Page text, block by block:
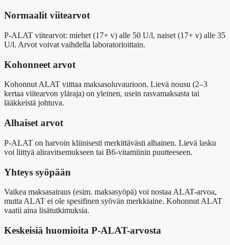
Normaalit viitearvot
P-ALAT viitearvot: miehet (17+ v) alle 50 U/l, naiset (17+ v) alle 35
U/l. Arvot voivat vaihdella laboratorioittain.
Kohonneet arvot
Kohonnut ALAT viittaa maksasoluvaurioon. Lievä nousu (2–3
kertaa viitearvon yläraja) on yleinen, usein rasvamaksasta tai
lääkkeistä johtuva.
Alhaiset arvot
P-ALAT on harvoin kliinisesti merkittävästi alhainen. Lievä lasku
voi liittyä aliravitsemukseen tai B6-vitamiinin puutteeseen.
Yhteys syöpään
Vaikea maksasairaus (esim. maksasyöpä) voi nostaa ALAT-arvoa,
mutta ALAT ei ole spesifinen syövän merkkiaine. Kohonnut ALAT
vaatii aina lisätutkimuksia.
Keskeisiä huomioita P-ALAT-arvosta